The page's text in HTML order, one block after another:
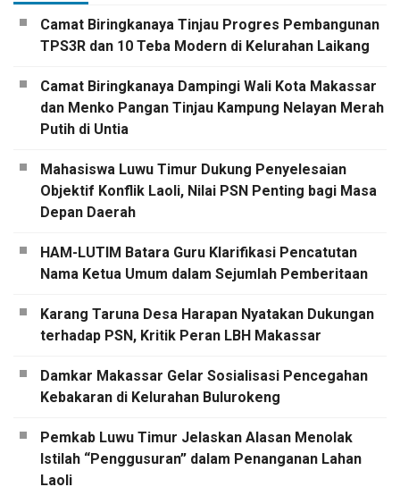
Camat Biringkanaya Tinjau Progres Pembangunan
TPS3R dan 10 Teba Modern di Kelurahan Laikang
Camat Biringkanaya Dampingi Wali Kota Makassar
dan Menko Pangan Tinjau Kampung Nelayan Merah
Putih di Untia
Mahasiswa Luwu Timur Dukung Penyelesaian
Objektif Konflik Laoli, Nilai PSN Penting bagi Masa
Depan Daerah
HAM-LUTIM Batara Guru Klarifikasi Pencatutan
Nama Ketua Umum dalam Sejumlah Pemberitaan
Karang Taruna Desa Harapan Nyatakan Dukungan
terhadap PSN, Kritik Peran LBH Makassar
Damkar Makassar Gelar Sosialisasi Pencegahan
Kebakaran di Kelurahan Bulurokeng
Pemkab Luwu Timur Jelaskan Alasan Menolak
Istilah “Penggusuran” dalam Penanganan Lahan
Laoli